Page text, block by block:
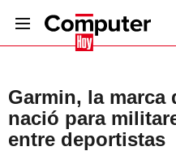
Garmin, la marca
nació para
entre deportistas